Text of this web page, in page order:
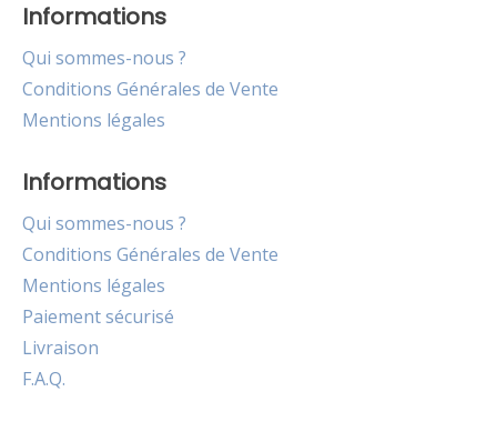
Informations
Qui sommes-nous ?
Conditions Générales de Vente
Mentions légales
Informations
Qui sommes-nous ?
Conditions Générales de Vente
Mentions légales
Paiement sécurisé
Livraison
F.A.Q.